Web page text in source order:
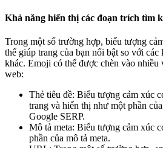
Khả năng hiển thị các đoạn trích tìm
Trong một số trường hợp, biểu tượng
thể giúp trang của bạn nổi bật so với
khác. Emoji có thể được chèn vào nhiều
web:
Thẻ tiêu đề: Biểu tượng cảm xúc
trang và hiển thị như một phần
Google SERP.
Mô tả meta: Biểu tượng cảm xúc
phần của mô tả meta.